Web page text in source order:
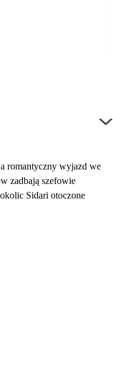
romantyczny wyjazd we
zadbają szefowie
Sidari otoczone